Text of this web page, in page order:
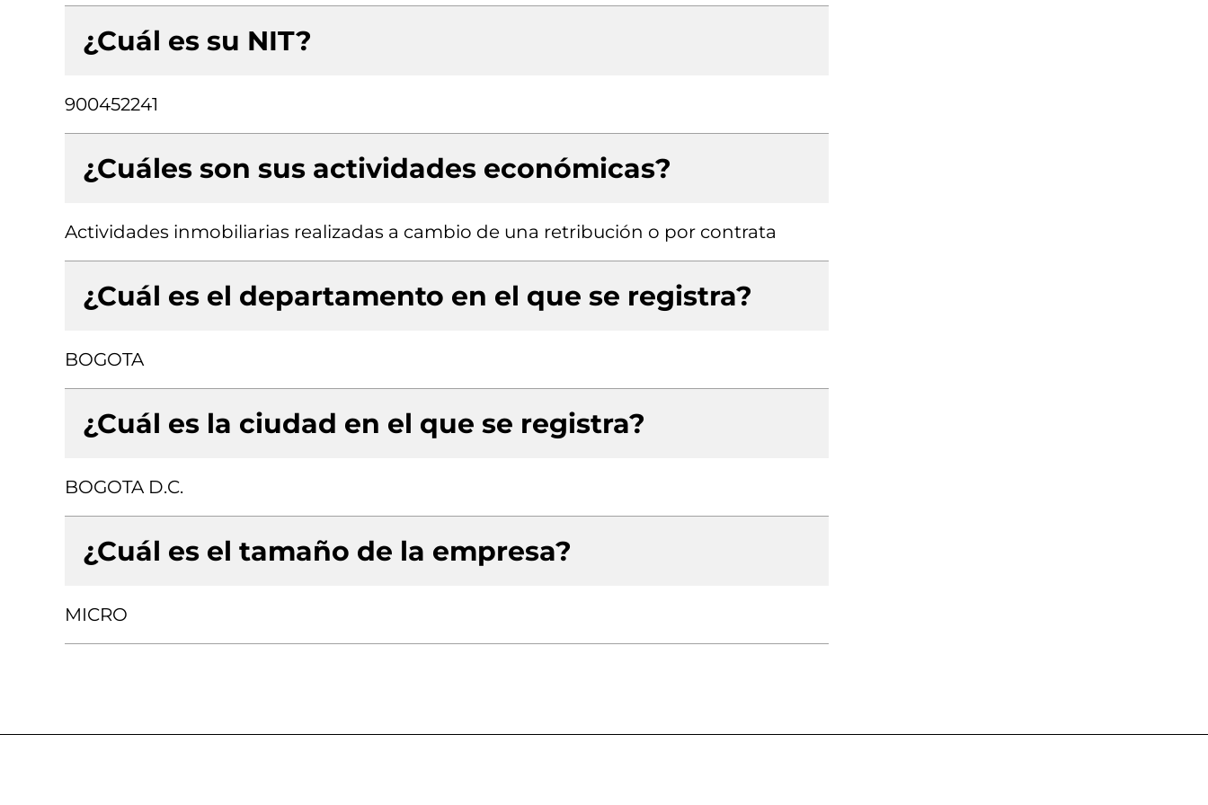
¿Cuál es su NIT?
900452241
¿Cuáles son sus actividades económicas?
Actividades inmobiliarias realizadas a cambio de una retribución o por contrata
¿Cuál es el departamento en el que se registra?
BOGOTA
¿Cuál es la ciudad en el que se registra?
BOGOTA D.C.
¿Cuál es el tamaño de la empresa?
MICRO